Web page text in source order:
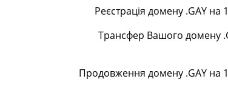
Реєстрація домену .GAY на
Трансфер Вашого домену
Продовження домену .GAY на 1